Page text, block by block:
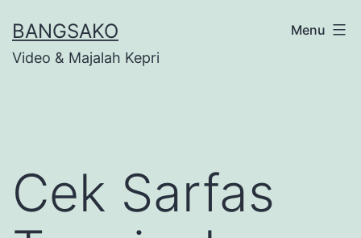
to
content
BANGSAKO
Video & Majalah Kepri
Menu
Cek Sarfas